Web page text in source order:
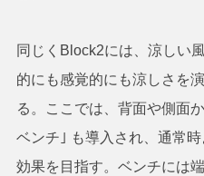
同じくBlock2には、涼しい
的にも感覚的にも涼しさを
る。ここでは、背面や側面
ベンチ｣ も導入され、通常
効果を目指す。ベンチには